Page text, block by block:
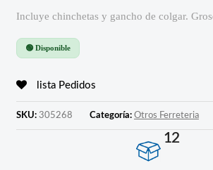
Incluye chinchetas y gancho de colgar.
🟢 Disponible
lista Pedidos
SKU: 305268 Categoría: Otros Ferreteria
12